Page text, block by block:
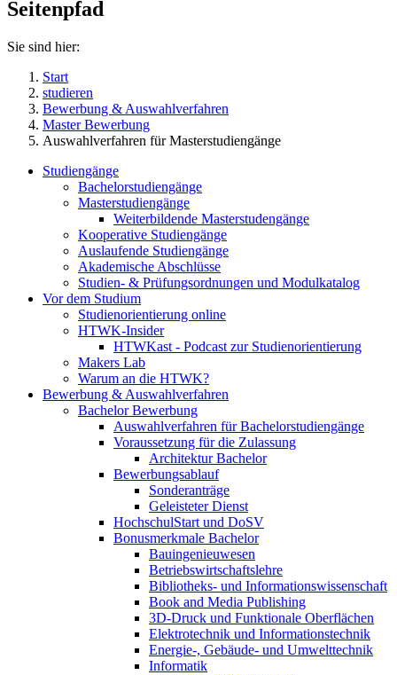
Seitenpfad
Sie sind hier:
Start
studieren
Bewerbung & Auswahlverfahren
Master Bewerbung
Auswahlverfahren für Masterstudiengänge
Studiengänge
Bachelorstudiengänge
Masterstudiengänge
Weiterbildende Masterstudengänge
Kooperative Studiengänge
Auslaufende Studiengänge
Akademische Abschlüsse
Studien- & Prüfungsordnungen und Modulkatalog
Vor dem Studium
Studienorientierung online
HTWK-Insider
HTWKast - Podcast zur Studienorientierung
Makers Lab
Warum an die HTWK?
Bewerbung & Auswahlverfahren
Bachelor Bewerbung
Auswahlverfahren für Bachelorstudiengänge
Voraussetzung für die Zulassung
Architektur Bachelor
Bewerbungsablauf
Sonderanträge
Geleisteter Dienst
HochschulStart und DoSV
Bonusmerkmale Bachelor
Bauingenieuwesen
Betriebswirtschaftslehre
Bibliotheks- und Informationswissenschaft
Book and Media Publishing
3D-Druck und Funktionale Oberflächen
Elektrotechnik und Informationstechnik
Energie-, Gebäude- und Umwelttechnik
Informatik